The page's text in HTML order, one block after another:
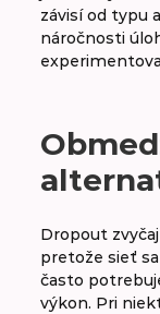
závisí od typu
náročnosti
Dropout
pretože sieť
často
výkon. Pri